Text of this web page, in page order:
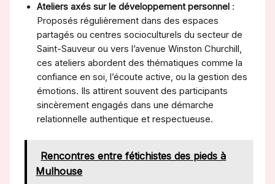
Ateliers axés sur le développement personnel:
Proposés régulièrement dans des espaces
partagés ou centres socioculturels du secteur de
Saint-Sauveur ou vers l’avenue Winston Churchill,
ces ateliers abordent des thématiques comme la
confiance en soi, l’écoute active, ou la gestion des
émotions. Ils attirent souvent des participants
sincèrement engagés dans une démarche
relationnelle authentique et respectueuse.
Rencontres entre fétichistes des pieds à
Mulhouse